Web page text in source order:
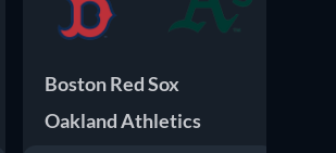
Boston Red Sox
Oakland Athletics